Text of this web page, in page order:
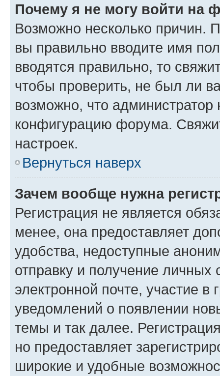
Почему я не могу войти на
Возможно несколько причин.
вы правильно вводите имя
вводятся правильно, то
чтобы проверить, не был ли
возможно, что администратор
конфигурацию форума.
настроек.
Вернуться наверх
Зачем вообще нужна
Регистрация не является
менее, она предоставляет
удобства, недоступные
отправку и получение
электронной почте, участие в
уведомлений о появлении
темы и так далее.
но предоставляет
широкие и удобные